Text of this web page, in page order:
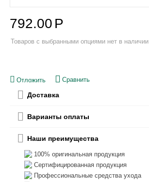
792.00 Р
Товаров с выбранными опциями нет в наличии
Отложить Сравнить
Доставка
Варианты оплаты
Наши преимущества
100% оригинальная продукция
Сертифицированная продукция
Профессиональные средства ухода